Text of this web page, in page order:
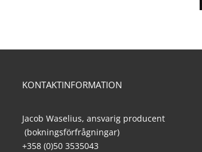
KONTAKTINFORMATION
Jacob Waselius, ansvarig producent
(bokningsförfrågningar)
+358 (0)50 3535043